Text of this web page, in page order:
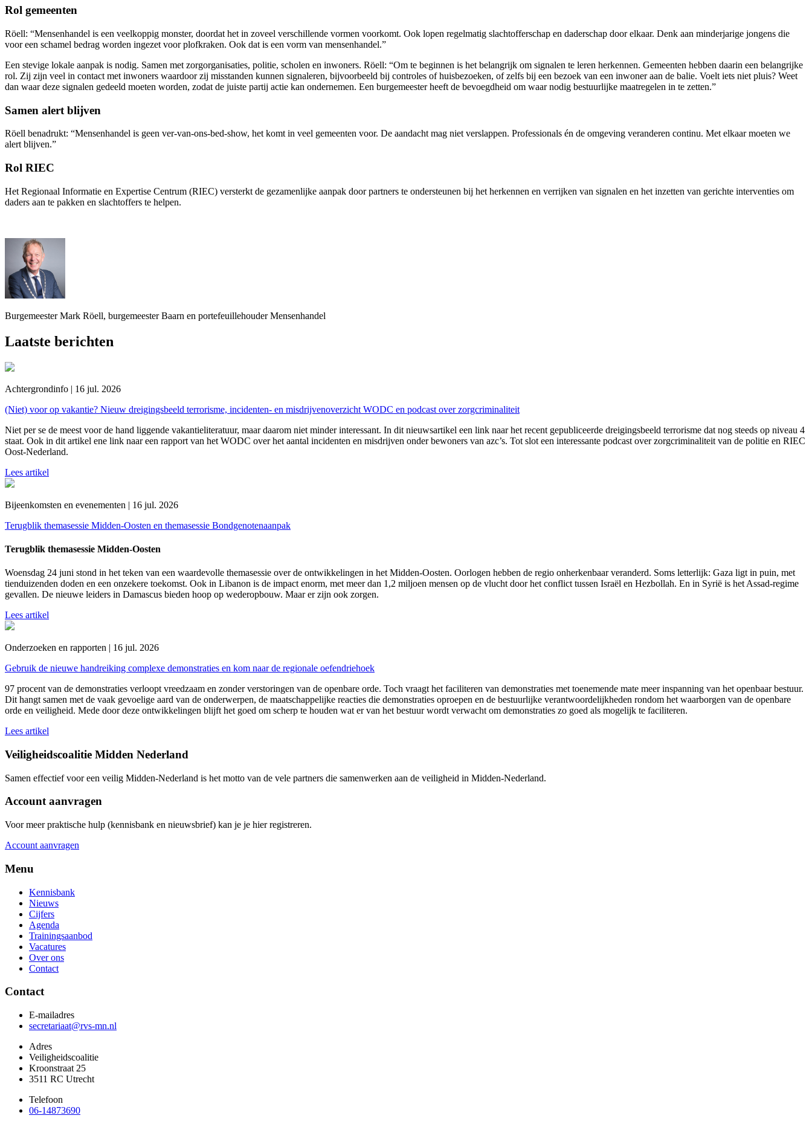
Rol gemeenten
Röell: “Mensenhandel is een veelkoppig monster, doordat het in zoveel verschillende vormen voorkomt. Ook lopen regelmatig slachtofferschap en daderschap door elkaar. Denk aan minderjarige jongens die
voor een schamel bedrag worden ingezet voor plofkraken. Ook dat is een vorm van mensenhandel.”
Een stevige lokale aanpak is nodig. Samen met zorgorganisaties, politie, scholen en inwoners. Röell: “Om te beginnen is het belangrijk om signalen te leren herkennen. Gemeenten hebben daarin een belangrijke
rol. Zij zijn veel in contact met inwoners waardoor zij misstanden kunnen signaleren, bijvoorbeeld bij controles of huisbezoeken, of zelfs bij een bezoek van een inwoner aan de balie. Voelt iets niet pluis? Weet
dan waar deze signalen gedeeld moeten worden, zodat de juiste partij actie kan ondernemen. Een burgemeester heeft de bevoegdheid om waar nodig bestuurlijke maatregelen in te zetten.”
Samen alert blijven
Röell benadrukt: “Mensenhandel is geen ver-van-ons-bed-show, het komt in veel gemeenten voor. De aandacht mag niet verslappen. Professionals én de omgeving veranderen continu. Met elkaar moeten we
alert blijven.”
Rol RIEC
Het Regionaal Informatie en Expertise Centrum (RIEC) versterkt de gezamenlijke aanpak door partners te ondersteunen bij het herkennen en verrijken van signalen en het inzetten van gerichte interventies om
daders aan te pakken en slachtoffers te helpen.
Burgemeester Mark Röell, burgemeester Baarn en portefeuillehouder Mensenhandel
Laatste berichten
Achtergrondinfo | 16 jul. 2026
(Niet) voor op vakantie? Nieuw dreigingsbeeld terrorisme, incidenten- en misdrijvenoverzicht WODC en podcast over zorgcriminaliteit
Niet per se de meest voor de hand liggende vakantieliteratuur, maar daarom niet minder interessant. In dit nieuwsartikel een link naar het recent gepubliceerde dreigingsbeeld terrorisme dat nog steeds op niveau 4
staat. Ook in dit artikel ene link naar een rapport van het WODC over het aantal incidenten en misdrijven onder bewoners van azc’s. Tot slot een interessante podcast over zorgcriminaliteit van de politie en RIEC
Oost-Nederland.
Lees artikel
Bijeenkomsten en evenementen | 16 jul. 2026
Terugblik themasessie Midden-Oosten en themasessie Bondgenotenaanpak
Terugblik themasessie Midden-Oosten
Woensdag 24 juni stond in het teken van een waardevolle themasessie over de ontwikkelingen in het Midden-Oosten. Oorlogen hebben de regio onherkenbaar veranderd. Soms letterlijk: Gaza ligt in puin, met
tienduizenden doden en een onzekere toekomst. Ook in Libanon is de impact enorm, met meer dan 1,2 miljoen mensen op de vlucht door het conflict tussen Israël en Hezbollah. En in Syrië is het Assad-regime
gevallen. De nieuwe leiders in Damascus bieden hoop op wederopbouw. Maar er zijn ook zorgen.
Lees artikel
Onderzoeken en rapporten | 16 jul. 2026
Gebruik de nieuwe handreiking complexe demonstraties en kom naar de regionale oefendriehoek
97 procent van de demonstraties verloopt vreedzaam en zonder verstoringen van de openbare orde. Toch vraagt het faciliteren van demonstraties met toenemende mate meer inspanning van het openbaar bestuur.
Dit hangt samen met de vaak gevoelige aard van de onderwerpen, de maatschappelijke reacties die demonstraties oproepen en de bestuurlijke verantwoordelijkheden rondom het waarborgen van de openbare
orde en veiligheid. Mede door deze ontwikkelingen blijft het goed om scherp te houden wat er van het bestuur wordt verwacht om demonstraties zo goed als mogelijk te faciliteren.
Lees artikel
Veiligheidscoalitie Midden Nederland
Samen effectief voor een veilig Midden-Nederland is het motto van de vele partners die samenwerken aan de veiligheid in Midden-Nederland.
Account aanvragen
Voor meer praktische hulp (kennisbank en nieuwsbrief) kan je je hier registreren.
Account aanvragen
Menu
Kennisbank
Nieuws
Cijfers
Agenda
Trainingsaanbod
Vacatures
Over ons
Contact
Contact
E-mailadres
secretariaat@rvs-mn.nl
Adres
Veiligheidscoalitie
Kroonstraat 25
3511 RC Utrecht
Telefoon
06-14873690